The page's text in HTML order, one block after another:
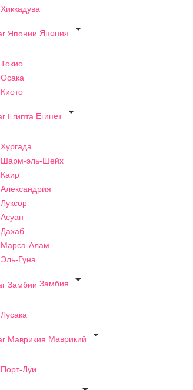
Хиккадува
Япония

Токио
Осака
Киото
Египет

Хургада
Шарм-эль-Шейх
Каир
Александрия
Луксор
Асуан
Дахаб
Марса-Алам
Эль-Гуна
Замбия

Лусака
Маврикий

Порт-Луи